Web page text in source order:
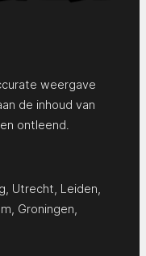
weergave
de inhoud van
ontleend.
Utrecht Leiden
Groningen